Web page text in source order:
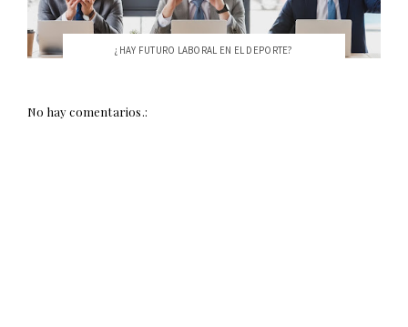
¿HAY FUTURO LABORAL EN EL DEPORTE?
No hay comentarios.: